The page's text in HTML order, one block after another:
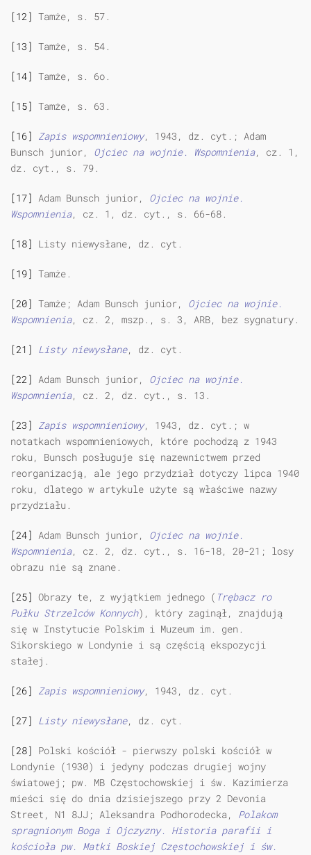
[12] Tamże, s. 57.
[13] Tamże, s. 54.
[14] Tamże, s. 6o.
[15] Tamże, s. 63.
[16] Zapis wspomnieniowy, 1943, dz. cyt.; Adam
Bunsch junior, Ojciec na wojnie. Wspomnienia, cz. 1,
dz. cyt., s. 79.
[17] Adam Bunsch junior, Ojciec na wojnie.
Wspomnienia, cz. 1, dz. cyt., s. 66-68.
[18] Listy niewysłane, dz. cyt.
[19] Tamże.
[20] Tamże; Adam Bunsch junior, Ojciec na wojnie.
Wspomnienia, cz. 2, mszp., s. 3, ARB, bez sygnatury.
[21] Listy niewysłane, dz. cyt.
[22] Adam Bunsch junior, Ojciec na wojnie.
Wspomnienia, cz. 2, dz. cyt., s. 13.
[23] Zapis wspomnieniowy, 1943, dz. cyt.; w
notatkach wspomnieniowych, które pochodzą z 1943
roku, Bunsch posługuje się nazewnictwem przed
reorganizacją, ale jego przydział dotyczy lipca 1940
roku, dlatego w artykule użyte są właściwe nazwy
przydziału.
[24] Adam Bunsch junior, Ojciec na wojnie.
Wspomnienia, cz. 2, dz. cyt., s. 16-18, 20-21; losy
obrazu nie są znane.
[25] Obrazy te, z wyjątkiem jednego ( Trębacz ro
Pułku Strzelców Konnych), który zaginął, znajdują
się w Instytucie Polskim i Muzeum im. gen.
Sikorskiego w Londynie i są częścią ekspozycji
stałej.
[26] Zapis wspomnieniowy, 1943, dz. cyt.
[27] Listy niewysłane, dz. cyt.
[28] Polski kościół - pierwszy polski kościół w
Londynie (1930) i jedyny podczas drugiej wojny
światowej; pw. MB Częstochowskiej i św. Kazimierza
mieści się do dnia dzisiejszego przy 2 Devonia
Street, N1 8JJ; Aleksandra Podhorodecka, Polakom
spragnionym Boga i Ojczyzny. Historia parafii i
kościoła pw. Matki Boskiej Częstochowskiej i św.